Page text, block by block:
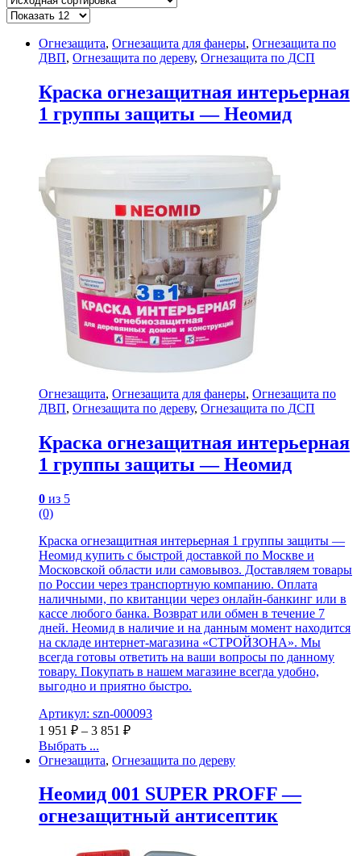
Огнезащита, Огнезащита для фанеры, Огнезащита по
ДВП, Огнезащита по дереву, Огнезащита по ДСП
Краска огнезащитная интерьерная
1 группы защиты — Неомид
Огнезащита, Огнезащита для фанеры, Огнезащита по
ДВП, Огнезащита по дереву, Огнезащита по ДСП
Краска огнезащитная интерьерная
1 группы защиты — Неомид
0 из 5
(0)
Краска огнезащитная интерьерная 1 группы защиты —
Неомид купить с быстрой доставкой по Москве и
Московской области или самовывоз. Доставляем товары
по России через транспортную компанию. Оплата
наличными, по квитанции через онлайн-банкинг или в
кассе любого банка. Возврат или обмен в течение 7
дней. Неомид в наличие и на данным момент находится
на складе интернет-магазина «СТРОЙЗОНА». Мы
всегда готовы ответить на ваши вопросы по данному
товару. Покупать в нашем магазине всегда удобно,
выгодно и приятно быстро.
Артикул: szn-000093
1 951 ₽ – 3 851 ₽
Выбрать ...
Огнезащита, Огнезащита по дереву
Неомид 001 SUPER PROFF —
огнезащитный антисептик